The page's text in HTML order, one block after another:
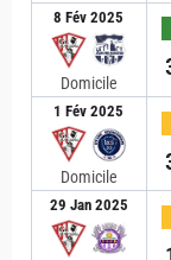
8 Fév 2025
Domicile
1 Fév 2025
Domicile
29 Jan 2025